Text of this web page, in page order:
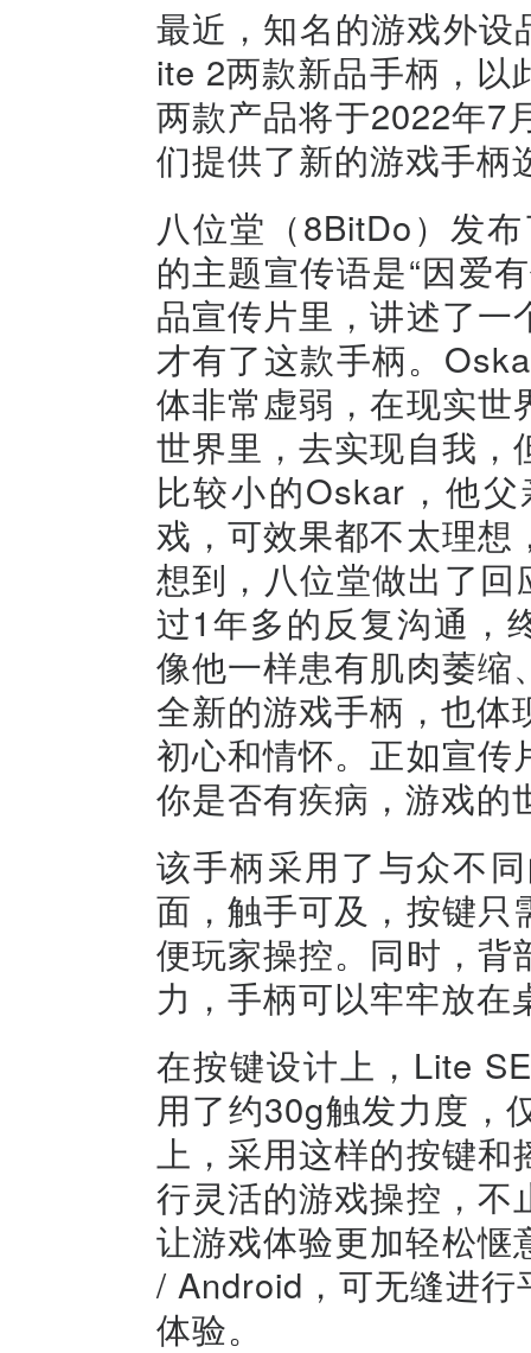
最近，知名的游戏外
ite 2两款新品手柄，以
两款产品将于2022年7
们提供了新的游戏手柄
八位堂（8BitDo）发
的主题宣传语是“因爱
品宣传片里，讲述了
才有了这款手柄。
体非常虚弱，在现实
世界里，去实现自我
比较小的Oskar，他
戏，可效果都不太理
想到，八位堂做出了
过1年多的反复沟通，
像他一样患有肌肉萎
全新的游戏手柄，也
初心和情怀。正如宣
你是否有疾病，游戏的
该手柄采用了与众不
面，触手可及，按键
便玩家操控。同时，
力，手柄可以牢牢放在
在按键设计上，Lite
用了约30g触发力度，
上，采用这样的按键
行灵活的游戏操控，
让游戏体验更加轻松
/ Android，可无缝进
体验。